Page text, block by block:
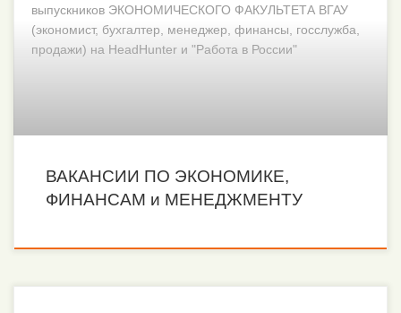
выпускников ЭКОНОМИЧЕСКОГО ФАКУЛЬТЕТА ВГАУ
(экономист, бухгалтер, менеджер, финансы, госслужба,
продажи) на HeadHunter и "Работа в России"
ВАКАНСИИ ПО ЭКОНОМИКЕ,
ФИНАНСАМ и МЕНЕДЖМЕНТУ